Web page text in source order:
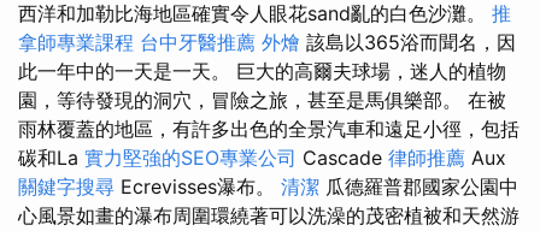
西洋和加勒比海地區確實令人眼花sand亂的白色沙灘。 推
拿師專業課程 台中牙醫推薦 外燴 該島以365浴而聞名，因
此一年中的一天是一天。 巨大的高爾夫球場，迷人的植物
園，等待發現的洞穴，冒險之旅，甚至是馬俱樂部。 在被
雨林覆蓋的地區，有許多出色的全景汽車和遠足小徑，包括
碳和La 實力堅強的SEO專業公司 Cascade 律師推薦 Aux
關鍵字搜尋 Ecrevisses瀑布。 清潔 瓜德羅普郡國家公園中
心風景如畫的瀑布周圍環繞著可以洗澡的茂密植被和天然游